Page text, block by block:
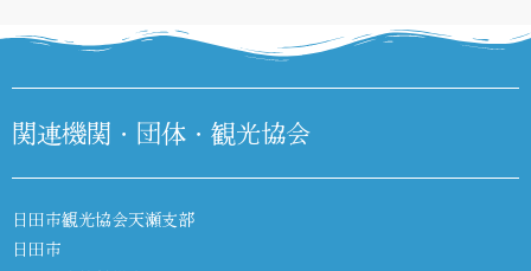
関連機関・団体・観光協会
日田市観光協会天瀬支部
日田市